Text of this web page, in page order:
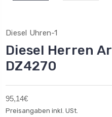
Diesel Uhren-1
Diesel Herren
DZ4270
95,14€
Preisangaben inkl. USt.